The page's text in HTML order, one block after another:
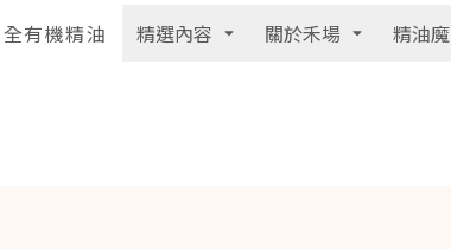
全有機精油 精選內容 關於禾場 精油